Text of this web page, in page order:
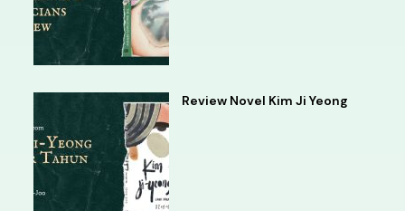
Review Novel Kim Ji Yeong